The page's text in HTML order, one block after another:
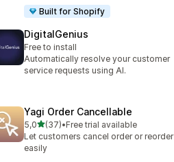
Built for Shopify
DigitalGenius
Free to install
Automatically resolve your customer
service requests using AI.
Yagi Order Cancellable
5,0stelle su 5
(37)
37 recensioni totali
•Free trial available
Let customers cancel order or reorder
easily